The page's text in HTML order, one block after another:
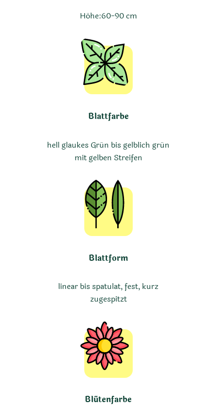
Höhe:60-90 cm
Blattfarbe
hell glaukes Grün bis gelblich grün
mit gelben Streifen
Blattform
linear bis spatulat, fest, kurz
zugespitzt
Blütenfarbe